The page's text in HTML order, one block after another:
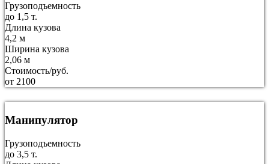
Грузоподъемность
до 1,5 т.
Длина кузова
4,2 м
Ширина кузова
2,06 м
Стоимость/руб.
от 2100
Манипулятор
Грузоподъемность
до 3,5 т.